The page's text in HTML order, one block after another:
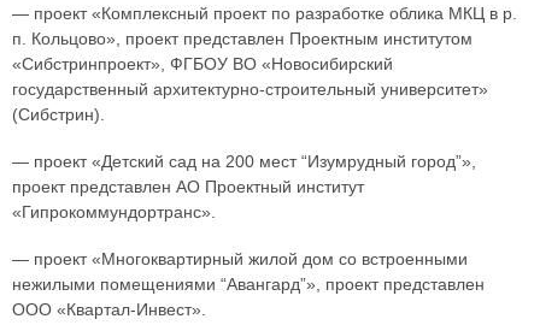
— проект «Комплексный проект по разработке облика МКЦ в р.
п. Кольцово», проект представлен Проектным институтом
«Сибстринпроект», ФГБОУ ВО «Новосибирский
государственный архитектурно-строительный университет»
(Сибстрин).
— проект «Детский сад на 200 мест “Изумрудный город”»,
проект представлен АО Проектный институт
«Гипрокоммундортранс».
— проект «Многоквартирный жилой дом со встроенными
нежилыми помещениями “Авангард”», проект представлен
ООО «Квартал-Инвест».